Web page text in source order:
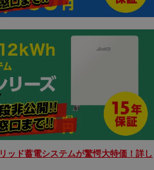
ド蓄電システムが驚愕大特価！詳し